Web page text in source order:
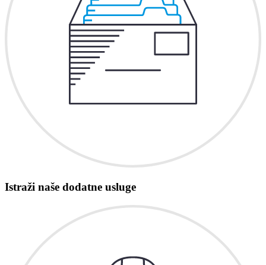
Istraži naše dodatne usluge